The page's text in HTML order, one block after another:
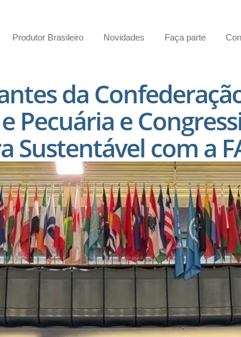
Produtor Brasileiro Novidades Faça parte
da
Pecuária e
Sustentável com a